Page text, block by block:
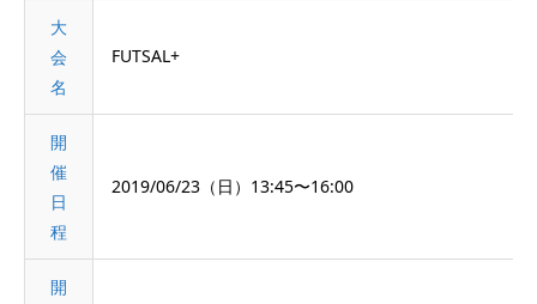
大
会
名
FUTSAL+
開
催
日
程
2019/06/23（日）13:45〜16:00
開